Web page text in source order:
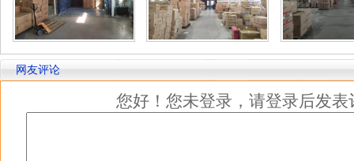
网友评论
您好！您未登录，请登录后发